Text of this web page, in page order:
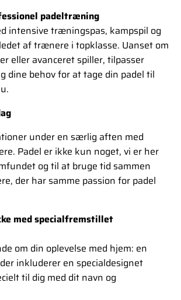
padeltræning
intensive træningspas, kampspil og
af trænere i topklasse. Uanset om
eller avanceret spiller, tilpasser
dine behov for at tage din padel til
under en særlig aften med
Padel er ikke kun noget, vi er her
og til at bruge tid sammen
der har samme passion for padel
med specialfremstillet
om din oplevelse med hjem: en
inkluderer en specialdesignet
til dig med dit navn og